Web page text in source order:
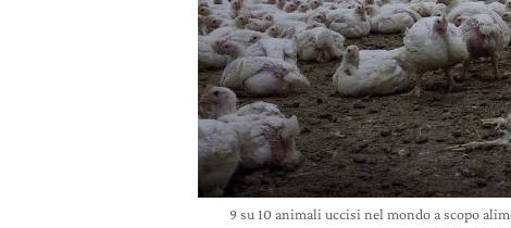
9 su 10 animali uccisi nel mondo a scopo